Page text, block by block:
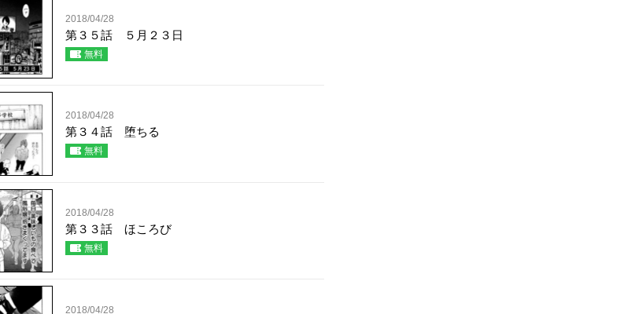
2018/04/28
第３５話 ５月２３日
無料
2018/04/28
第３４話 堕ちる
無料
2018/04/28
第３３話 ほころび
無料
2018/04/28